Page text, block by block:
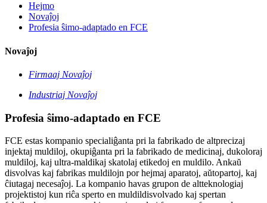
Hejmo
Novaĵoj
Profesia ŝimo-adaptado en FCE
Novaĵoj
Firmaaj Novaĵoj
Industriaj Novaĵoj
Profesia ŝimo-adaptado en FCE
FCE estas kompanio specialiĝanta pri la fabrikado de altprecizaj
injektaj muldiloj, okupiĝanta pri la fabrikado de medicinaj, dukoloraj
muldiloj, kaj ultra-maldikaj skatolaj etikedoj en muldilo. Ankaŭ
disvolvas kaj fabrikas muldilojn por hejmaj aparatoj, aŭtopartoj, kaj
ĉiutagaj necesaĵoj. La kompanio havas grupon de altteknologiaj
projektistoj kun riĉa sperto en muldildisvolvado kaj spertan